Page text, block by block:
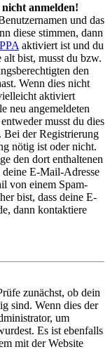
anmelden!
und das
diese stimmen, dann
aktiviert ist und du
alt bist, musst du bzw.
den
Wenn dies nicht
aktiviert
neu angemeldeten
musst du dies
Bei der Registrierung
nötig ist oder nicht.
den dort enthaltenen
E-Mail-Adresse
von einem Spam-
bist, dass deine E-
dann kontaktiere
zunächst, ob dein
sind. Wenn dies der
um
Es ist ebenfalls
mit der Website